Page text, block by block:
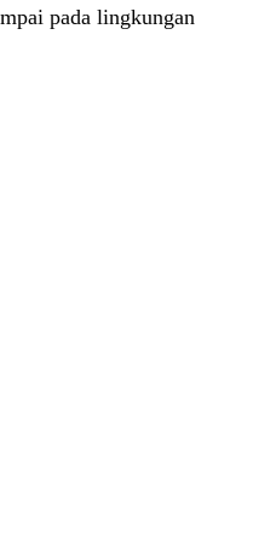
pada lingkungan